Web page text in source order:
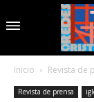
Inicio Revista de
Revista de prensa